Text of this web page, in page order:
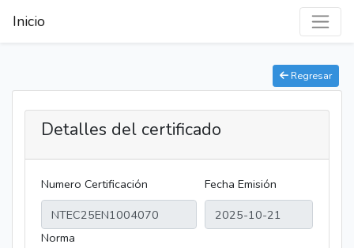
Inicio
Regresar
Detalles del certificado
Numero Certificación Fecha Emisión
Norma